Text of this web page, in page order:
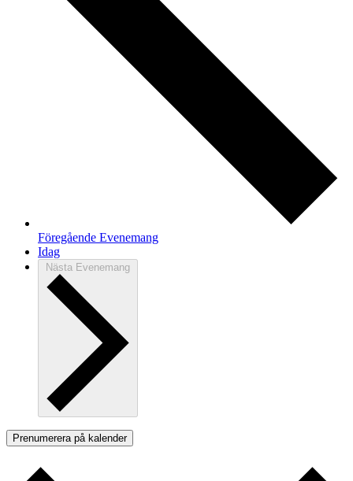
Föregående Evenemang
Idag
Nästa Evenemang
Prenumerera på kalender